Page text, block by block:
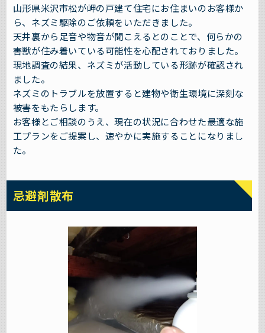
山形県米沢市松が岬の戸建て住宅にお住まいのお客様か
ら、ネズミ駆除のご依頼をいただきました。
天井裏から足音や物音が聞こえるとのことで、何らかの
害獣が住み着いている可能性を心配されておりました。
現地調査の結果、ネズミが活動している形跡が確認され
ました。
ネズミのトラブルを放置すると建物や衛生環境に深刻な
被害をもたらします。
お客様とご相談のうえ、現在の状況に合わせた最適な施
工プランをご提案し、速やかに実施することになりまし
た。
忌避剤散布